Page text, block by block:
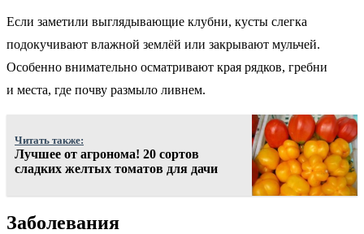
Если заметили выглядывающие клубни, кусты слегка
подокучивают влажной землёй или закрывают мульчей.
Особенно внимательно осматривают края рядков, гребни
и места, где почву размыло ливнем.
Читать также:
Лучшее от агронома! 20 сортов
сладких желтых томатов для дачи
Заболевания